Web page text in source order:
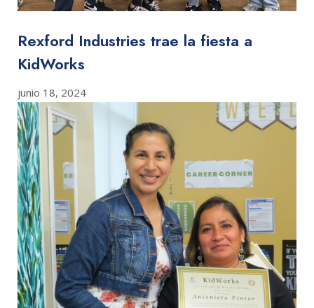
Rexford Industries trae la fiesta a
KidWorks
junio 18, 2024